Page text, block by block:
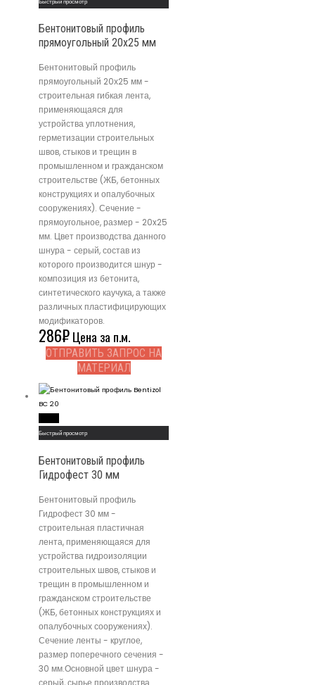
Бентонитовый профиль
прямоугольный 20х25 мм
Бентонитовый профиль
прямоугольный 20х25 мм -
строительная гибкая лента,
применяющаяся для
устройства уплотнения,
герметизации строительных
швов, стыков и трещин в
промышленном и гражданском
строительстве (ЖБ, бетонных
конструкциях и опалубочных
сооружениях). Сечение -
прямоугольное, размер - 20x25
мм. Цвет производства данного
шнура - серый, состав из
которого производится шнур -
композиция из бетонита,
синтетического каучука, а также
различных пластифицирующих
модификаторов.
286₽Цена за п.м.
ОТПРАВИТЬ ЗАПРОС НА
МАТЕРИАЛ
Быстрый просмотр
Бентонитовый профиль
Гидрофест 30 мм
Бентонитовый профиль
Гидрофест 30 мм -
строительная пластичная
лента, применяющаяся для
устройства гидроизоляции
строительных швов, стыков и
трещин в промышленном и
гражданском строительстве
(ЖБ, бетонных конструкциях и
опалубочных сооружениях).
Сечение ленты - круглое,
размер поперечного сечения -
30 мм.Основной цвет шнура -
серый, сырье производства